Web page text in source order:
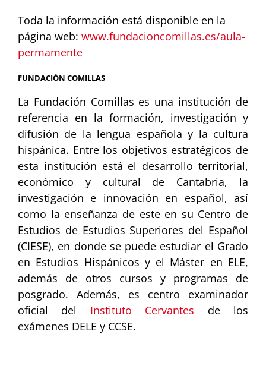
Toda la información está disponible en la
página web: www.fundacioncomillas.es/aula-
permamente
FUNDACIÓN COMILLAS
La Fundación Comillas es una institución de
referencia en la formación, investigación y
difusión de la lengua española y la cultura
hispánica. Entre los objetivos estratégicos de
esta institución está el desarrollo territorial,
económico y cultural de Cantabria, la
investigación e innovación en español, así
como la enseñanza de este en su Centro de
Estudios de Estudios Superiores del Español
(CIESE), en donde se puede estudiar el Grado
en Estudios Hispánicos y el Máster en ELE,
además de otros cursos y programas de
posgrado. Además, es centro examinador
oficial del Instituto Cervantes de los
exámenes DELE y CCSE.